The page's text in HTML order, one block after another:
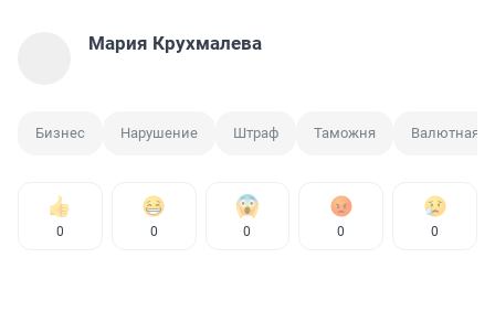
Мария Крухмалева
Бизнес Нарушение Штраф Таможня Валютная
0 0 0 0 0